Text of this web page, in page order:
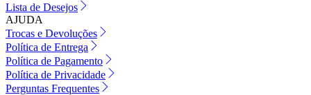
Lista de Desejos
AJUDA
Trocas e Devoluções
Política de Entrega
Política de Pagamento
Política de Privacidade
Perguntas Frequentes